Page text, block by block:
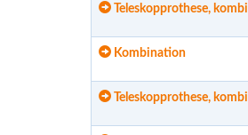
Teleskopprothese,
Kombination
Teleskopprothese,